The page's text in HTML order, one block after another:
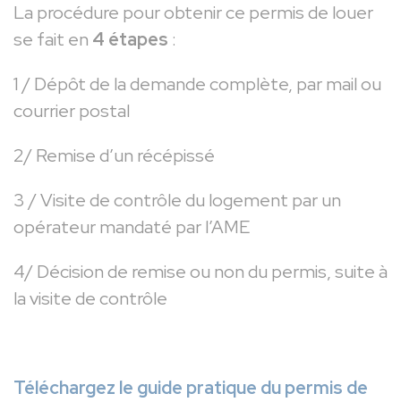
La procédure pour obtenir ce permis de louer
se fait en 4 étapes :
1 / Dépôt de la demande complète, par mail ou
courrier postal
2/ Remise d’un récépissé
3 / Visite de contrôle du logement par un
opérateur mandaté par l’AME
4/ Décision de remise ou non du permis, suite à
la visite de contrôle
Téléchargez le guide pratique du permis de